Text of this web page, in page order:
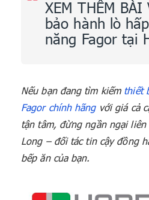
XEM THÊM BÀI
bảo hành lò
năng Fagor tại
Nếu bạn đang tìm kiếm thiết
Fagor chính hãngvới giá cả
tận tâm, đừng ngần ngại liên
Long – đối tác tin cậy đồng
bếp ăn của bạn.